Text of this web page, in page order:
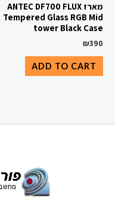
מארז ANTEC DF700 FLUX
Tempered Glass RGB Mid
tower Black Case
₪390
ADD TO CART